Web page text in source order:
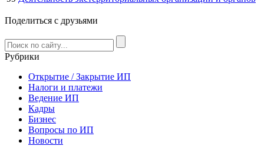
Поделиться с друзьями
Рубрики
Открытие / Закрытие ИП
Налоги и платежи
Ведение ИП
Кадры
Бизнес
Вопросы по ИП
Новости